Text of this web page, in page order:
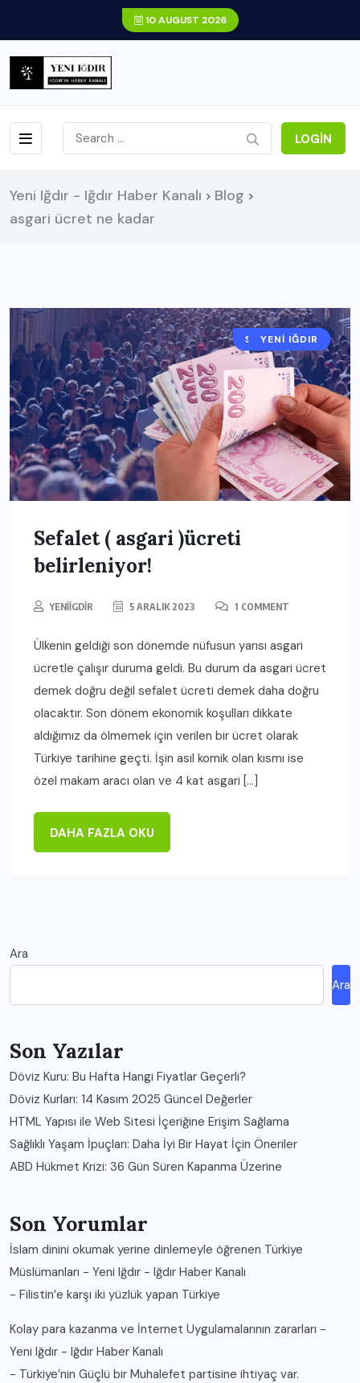
10 AUGUST 2026
LOGIN
Yeni Iğdır - Iğdır Haber Kanalı > Blog >
asgari ücret ne kadar
SORUYORUZ?
YENI IĞDIR
Sefalet ( asgari )ücreti
belirleniyor!
YENIIGDIR 5 ARALIK 2023 1 COMMENT
Ülkenin geldiği son dönemde nüfusun yarısı asgari
ücretle çalışır duruma geldi. Bu durum da asgari ücret
demek doğru değil sefalet ücreti demek daha doğru
olacaktır. Son dönem ekonomik koşulları dikkate
aldığımız da ölmemek için verilen bir ücret olarak
Türkiye tarihine geçti. İşin asıl komik olan kısmı ise
özel makam aracı olan ve 4 kat asgari […]
DAHA FAZLA OKU
Ara
Ara
Son Yazılar
Döviz Kuru: Bu Hafta Hangi Fiyatlar Geçerli?
Döviz Kurları: 14 Kasım 2025 Güncel Değerler
HTML Yapısı ile Web Sitesi İçeriğine Erişim Sağlama
Sağlıklı Yaşam İpuçları: Daha İyi Bir Hayat İçin Öneriler
ABD Hükmet Krizi: 36 Gün Süren Kapanma Üzerine
Son Yorumlar
İslam dinini okumak yerine dinlemeyle öğrenen Türkiye
Müslümanları - Yeni Iğdır - Iğdır Haber Kanalı
- Filistin’e karşı iki yüzlük yapan Türkiye
Kolay para kazanma ve İnternet Uygulamalarının zararları -
Yeni Iğdır - Iğdır Haber Kanalı
- Türkiye’nin Güçlü bir Muhalefet partisine ihtiyaç var.